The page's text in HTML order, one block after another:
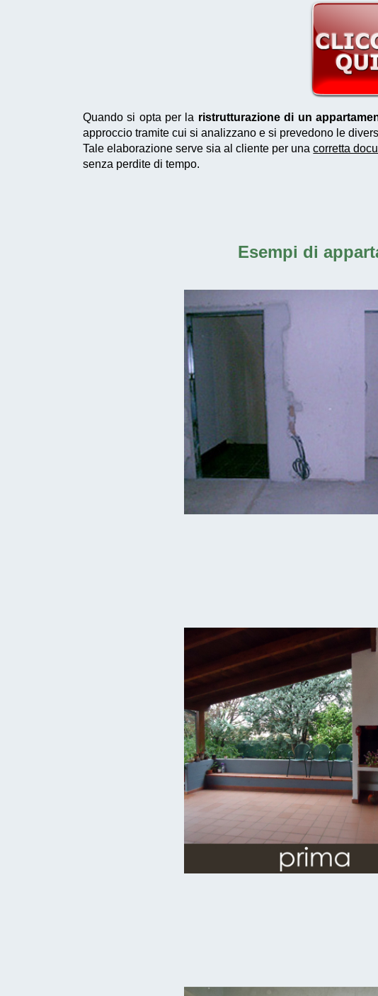
Quando si opta per la ristrutturazione di un
approccio tramite cui si analizzano e si prevedono le
Tale elaborazione serve sia al cliente per unacorretta
senza perdite di tempo.
Esempi di